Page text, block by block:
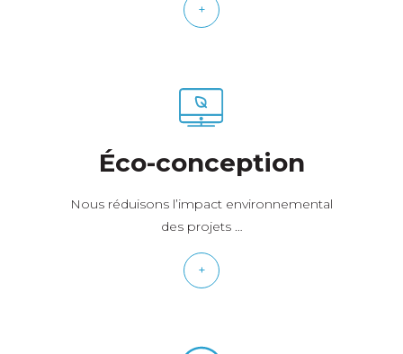
+
Éco-conception
Nous réduisons l’impact environnemental
des projets …
+